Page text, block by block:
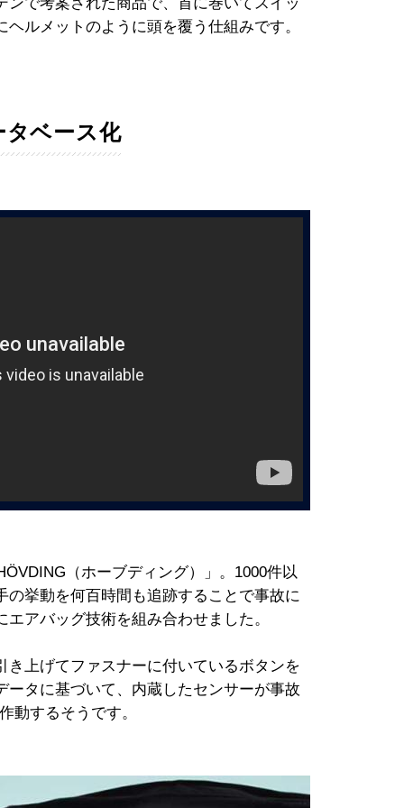
ルメットのように頭を覆う仕組みです。
タベース化
（ホーブディング）」。1000件以
挙動を何百時間も追跡することで事故に
アバッグ技術を組み合わせました。
上げてファスナーに付いているボタンを
タに基づいて、内蔵したセンサーが事故
動するそうです。